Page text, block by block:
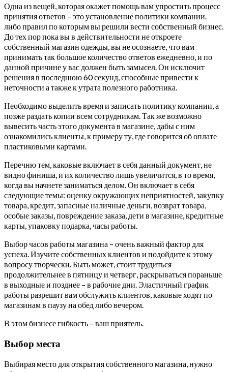
Одна из вещей, которая окажет помощь вам упростить процесс
принятия ответов – это установление политики компании.
либо правил по которым вы решили вести собственный бизнес.
До тех пор пока вы в действительности не откроете
собственный магазин одежды, вы не осознаете, что вам
принимать так большое количество ответов ежедневно, и по
данной причине у вас должен быть замысел. Он исключит
решения в последнюю 60 секунд, способные привести к
неточности а также к утрата полезного работника.
Необходимо выделить время и записать политику компании, а
позже раздать копии всем сотрудникам. Так же возможно
вывесить часть этого документа в магазине, дабы с ним
ознакомились клиенты, к примеру ту, где говорится об оплате
пластиковыми картами.
Перечню тем, каковые включает в себя данный документ, не
видно финиша, и их количество лишь увеличится, в то время,
когда вы начнете заниматься делом. Он включает в себя
следующие темы: оценку окружающих неприятностей, закупку
товара, кредит, запасные наличные деньги, возврат товара,
особые заказы, повреждение заказа, дети в магазине, кредитные
карты, упаковку подарка, часы работы.
Выбор часов работы магазина – очень важный фактор для
успеха. Изучите собственных клиентов и подойдите к этому
вопросу творчески. Быть может, стоит трудиться
продолжительнее в пятницу и четверг, раскрываться пораньше
в выходные и позднее – в рабочие дни. Эластичный график
работы разрешит вам обслужить клиентов, каковые ходят по
магазинам в паузу на обед либо вечером.
В этом бизнесе гибкость – ваш приятель.
Выбор места
Выбирая место для открытия собственного магазина, нужно